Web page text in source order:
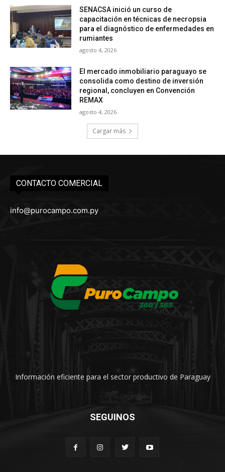
SENACSA inició un curso de
capacitación en técnicas de necropsia
para el diagnóstico de enfermedades en
rumiantes
agosto 4, 2026
El mercado inmobiliario paraguayo se
consolida como destino de inversión
regional, concluyen en Convención
REMAX
agosto 4, 2026
Cargar más
CONTACTO COMERCIAL
info@purocampo.com.py
Información eficiente para el sector productivo de Paraguay
SEGUINOS